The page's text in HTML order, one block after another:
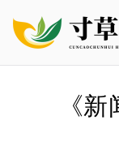
《